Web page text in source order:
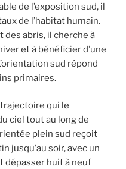
de l’exposition sud, il
de l’habitat humain.
des abris, il cherche à
et à bénéficier d’une
sud répond
primaires.
qui le
ciel tout au long de
plein sud reçoit
jusqu’au soir, avec un
dépasser huit à neuf